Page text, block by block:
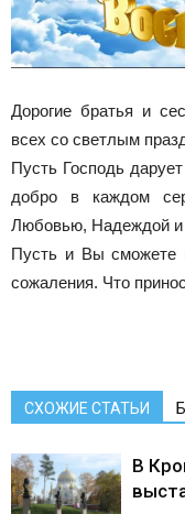
Дорогие братья и
всех со светлым
Пусть Господь
добро в каждом
Любовью, Надеждой и
Пусть и Вы сможете
сожаления. Что
СХОЖИЕ СТАТЬИ
В